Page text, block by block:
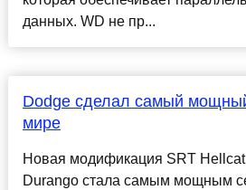
данных. WD не пр...
Dodge сделал самый
мире
Новая модификация SRT
Durango стала самым мощным